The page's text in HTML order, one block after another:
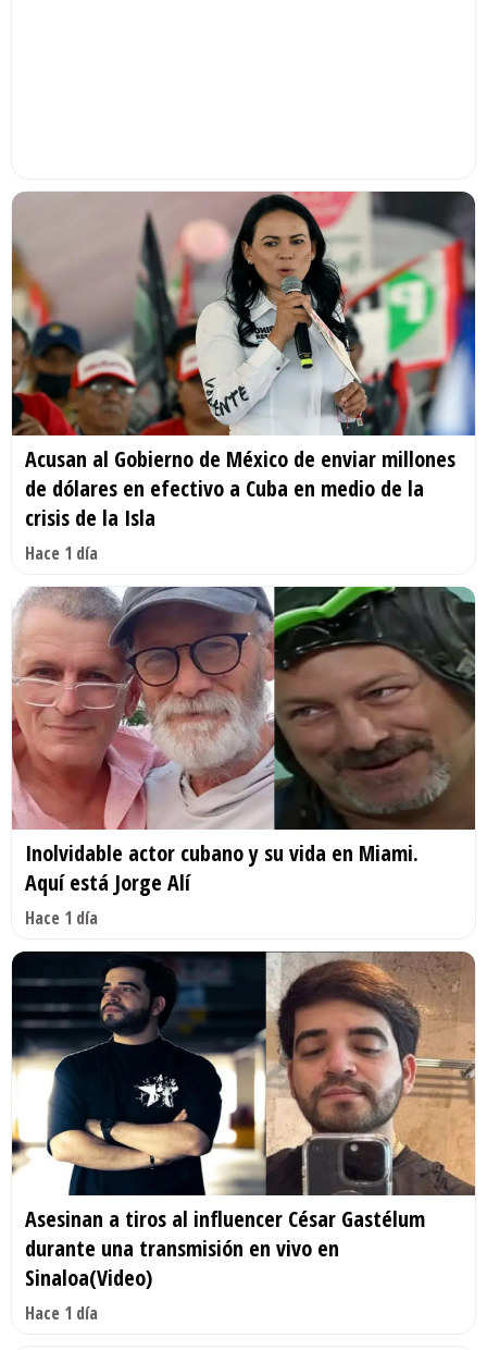
Acusan al Gobierno de México de enviar millones
de dólares en efectivo a Cuba en medio de la
crisis de la Isla
Hace 1 día
Inolvidable actor cubano y su vida en Miami.
Aquí está Jorge Alí
Hace 1 día
Asesinan a tiros al influencer César Gastélum
durante una transmisión en vivo en
Sinaloa(Video)
Hace 1 día